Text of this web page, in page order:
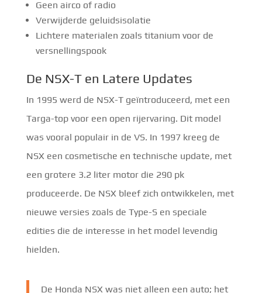
Geen airco of radio
Verwijderde geluidsisolatie
Lichtere materialen zoals titanium voor de
versnellingspook
De NSX-T en Latere Updates
In 1995 werd de NSX-T geïntroduceerd, met een
Targa-top voor een open rijervaring. Dit model
was vooral populair in de VS. In 1997 kreeg de
NSX een cosmetische en technische update, met
een grotere 3.2 liter motor die 290 pk
produceerde. De NSX bleef zich ontwikkelen, met
nieuwe versies zoals de Type-S en speciale
edities die de interesse in het model levendig
hielden.
De Honda NSX was niet alleen een auto; het